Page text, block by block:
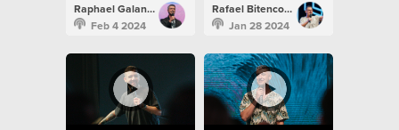
Raphael Galante
Feb 4 2024
Rafael Bitencourt
Jan 28 2024